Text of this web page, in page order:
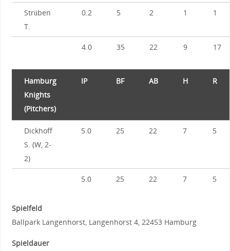
Strüben
T.
0.2 5 2 1 1
4.0 35 22 9 17
Hamburg
Knights
(Pitchers)
IP BF AB H R
Dickhoff
S. (W, 2-
2)
5.0 25 22 7 5
5.0 25 22 7 5
Spielfeld
Ballpark Langenhorst, Langenhorst 4, 22453 Hamburg
Spieldauer